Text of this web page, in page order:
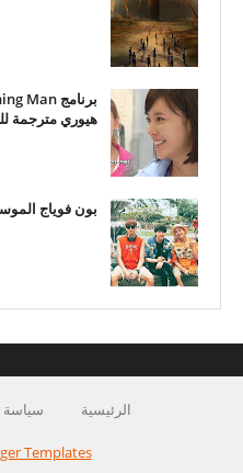
هيوري مترجمة
بون فوياج الموسم الثاني
الرئيسية سياسة
Templates